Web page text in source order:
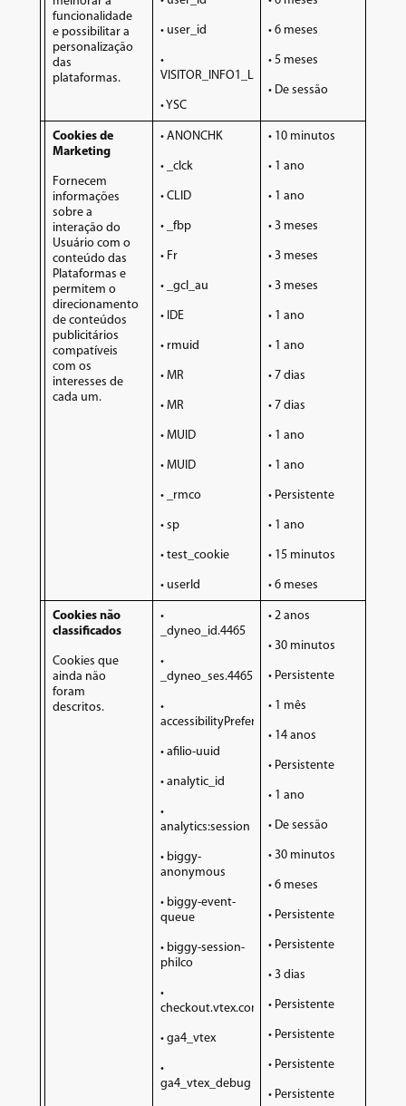
funcionalidade
e possibilitar a
personalização
das
plataformas.
• user_id
•
VISITOR_INFO1_LIVE
• YSC
• 6 meses
• 5 meses
• De sessão
Cookies de
Marketing
Fornecem
informações
sobre a
interação do
Usuário com o
conteúdo das
Plataformas e
permitem o
direcionamento
de conteúdos
publicitários
compatíveis
com os
interesses de
cada um.
• ANONCHK
• _clck
• CLID
• _fbp
• Fr
• _gcl_au
• IDE
• rmuid
• MR
• MR
• MUID
• MUID
• _rmco
• sp
• test_cookie
• userId
• 10 minutos
• 1 ano
• 1 ano
• 3 meses
• 3 meses
• 3 meses
• 1 ano
• 1 ano
• 7 dias
• 7 dias
• 1 ano
• 1 ano
• Persistente
• 1 ano
• 15 minutos
• 6 meses
Cookies não
classificados
Cookies que
ainda não
foram
descritos.
•
_dyneo_id.4465
•
_dyneo_ses.4465
•
accessibilityPreferences
• afilio-uuid
• analytic_id
•
analytics:session
• biggy-
anonymous
• biggy-event-
queue
• biggy-session-
philco
•
checkout.vtex.com
• ga4_vtex
•
ga4_vtex_debug
• 2 anos
• 30 minutos
• Persistente
• 1 mês
• 14 anos
• Persistente
• 1 ano
• De sessão
• 30 minutos
• 6 meses
• Persistente
• Persistente
• 3 dias
• Persistente
• Persistente
• Persistente
• Persistente